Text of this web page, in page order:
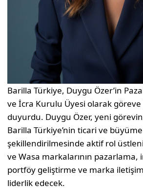
Barilla Türkiye, Duygu Özer’in
ve İcra Kurulu Üyesi olarak göreve
duyurdu. Duygu Özer, yeni
Barilla Türkiye’nin ticari ve
şekillendirilmesinde aktif rol
ve Wasa markalarının pazarlama,
portföy geliştirme ve marka
liderlik edecek.